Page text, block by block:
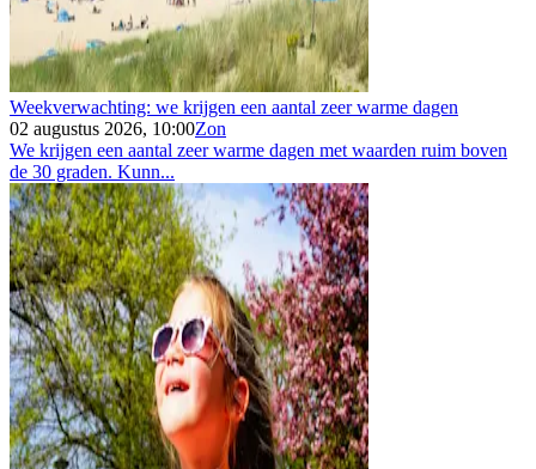
Weekverwachting: we krijgen een aantal zeer warme dagen
02 augustus 2026, 10:00Zon
We krijgen een aantal zeer warme dagen met waarden ruim boven
de 30 graden. Kunn...